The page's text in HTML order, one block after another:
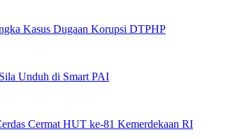
Kasus Dugaan Korupsi DTPHP
Unduh di Smart PAI
Cermat HUT ke-81 Kemerdekaan RI